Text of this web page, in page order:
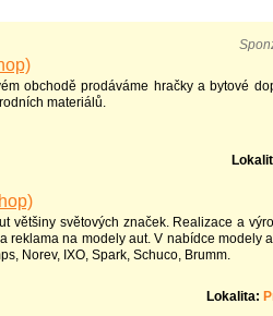
obchodě prodáváme hračky a bytové
materiálů.
většiny světových značek. Realizace a
reklama na modely aut. V nabídce modely
Norev, IXO, Spark, Schuco, Brumm.
Lokalita: